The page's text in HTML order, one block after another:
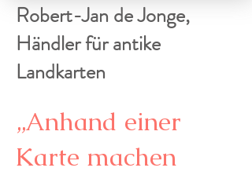
Robert-Jan de Jonge,
Händler für antike
Landkarten
„Anhand einer
Karte machen